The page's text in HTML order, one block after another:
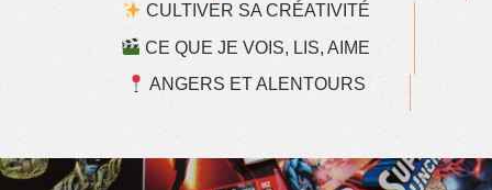
CULTIVER SA CRÉATIVITÉ
CE QUE JE VOIS, LIS, AIME
ANGERS ET ALENTOURS